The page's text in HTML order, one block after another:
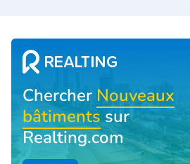
Chercher Nouveaux
bâtimentssur
Realting.com